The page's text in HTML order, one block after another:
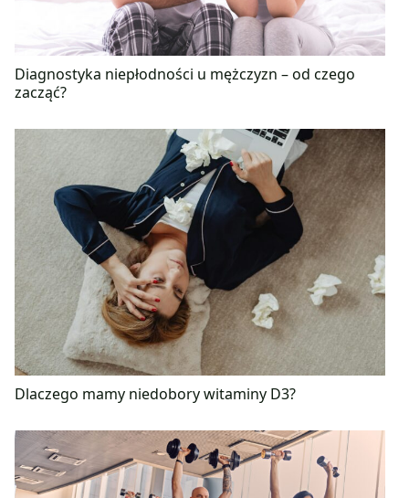
Diagnostyka niepłodności u mężczyzn – od czego
zacząć?
Dlaczego mamy niedobory witaminy D3?